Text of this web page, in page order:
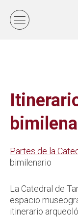
Partes de la
bimilenario
La Catedral de
espacio
itinerario